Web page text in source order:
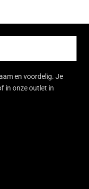
en voordelig. Je
in onze outlet in